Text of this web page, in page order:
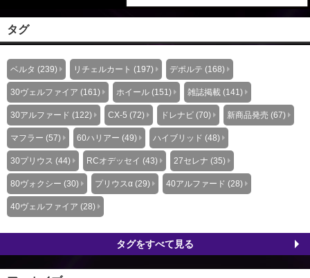
タグ
ベルタ (239) リチェルカート (197) デポルテ (168)
30ヴェルファイア (161) ホイール (151) 雑誌掲載 (141)
30アルファード (122) CX-5 (72) ドレナビ (70) 新商品発売 (67)
マフラー (57) 60ハリアー (49) ハイブリッド (48)
30プリウス (44) RCオデッセイ (43) 27セレナ (35)
80ヴォクシー (30) プリウスα (29) 40アルファード (28)
40ヴェルファイア (28)
タグをすべて見る